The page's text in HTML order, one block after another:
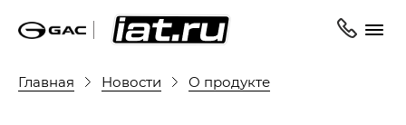
Главная Новости О продукте